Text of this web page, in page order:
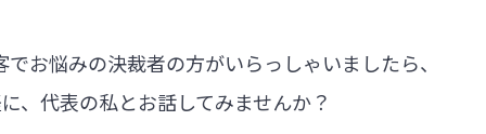
お悩みの決裁者の方がいらっしゃいましたら、
、代表の私とお話してみませんか？